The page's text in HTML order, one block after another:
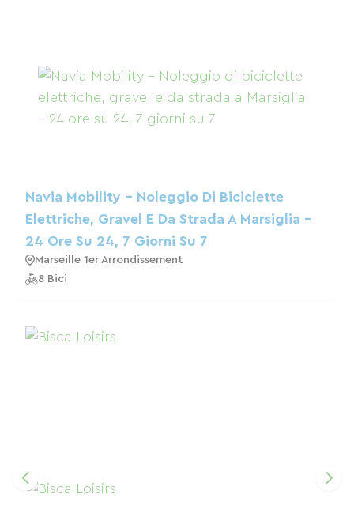
Navia Mobility – Noleggio Di Biciclette
Elettriche, Gravel E Da Strada A Marsiglia –
24 Ore Su 24, 7 Giorni Su 7
Marseille 1er Arrondissement
8 Bici